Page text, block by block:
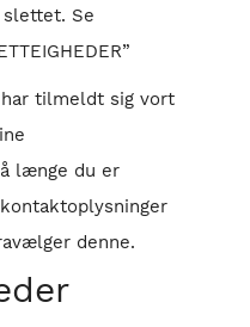
Se
har tilmeldt sig vort
længe du er
denne.